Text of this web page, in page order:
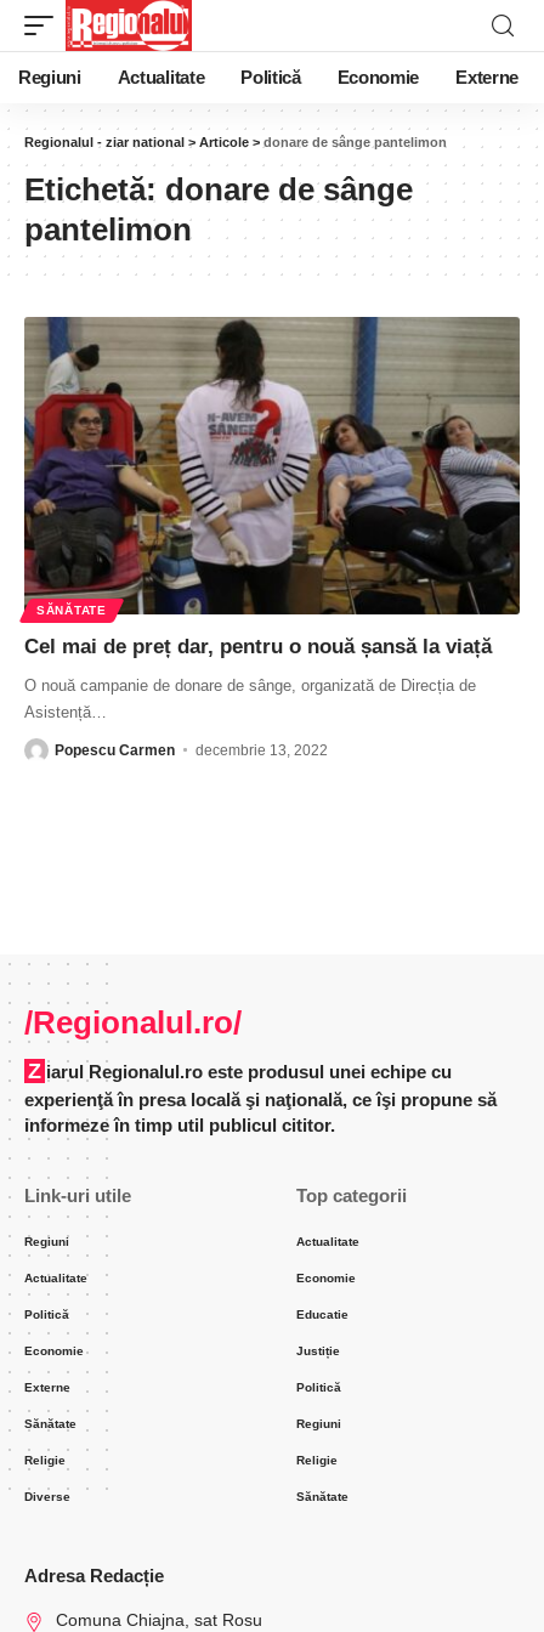
Regiuni Actualitate Politică Economie Externe
Regionalul - ziar national > Articole > donare de sânge pantelimon
Etichetă: donare de sânge
pantelimon
SĂNĂTATE
Cel mai de preț dar, pentru o nouă șansă la viață
O nouă campanie de donare de sânge, organizată de Direcția de
Asistență
Popescu Carmen decembrie 13, 2022
/Regionalul.ro/
Ziarul Regionalul.ro este produsul unei echipe cu
experienţă în presa locală şi naţională, ce îşi propune să
informeze în timp util publicul cititor.
Link-uri utile
Regiuni
Actualitate
Politică
Economie
Externe
Sănătate
Religie
Diverse
Top categorii
Actualitate
Economie
Educatie
Justiție
Politică
Regiuni
Religie
Sănătate
Adresa Redacție
Comuna Chiajna, sat Rosu